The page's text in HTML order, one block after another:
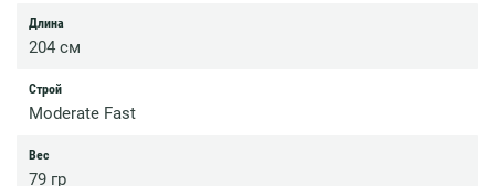
Длина
204 см
Строй
Moderate Fast
Вес
79 гр